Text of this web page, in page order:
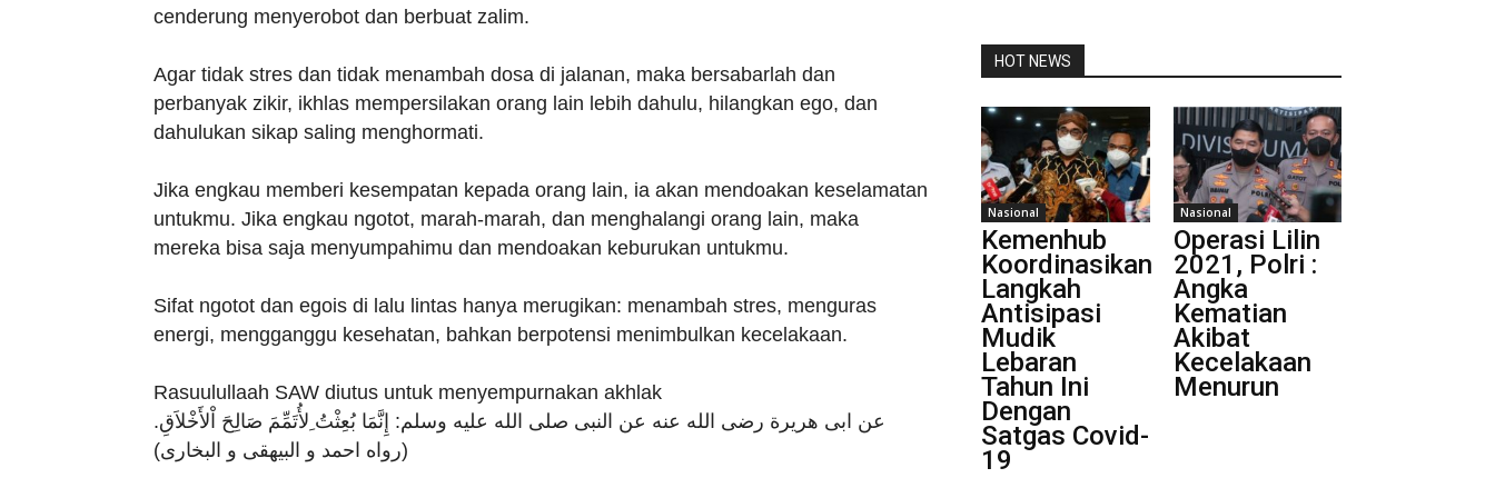
cenderung menyerobot dan berbuat zalim.
Agar tidak stres dan tidak menambah dosa di jalanan, maka bersabarlah dan
perbanyak zikir, ikhlas mempersilakan orang lain lebih dahulu, hilangkan ego, dan
dahulukan sikap saling menghormati.
Jika engkau memberi kesempatan kepada orang lain, ia akan mendoakan keselamatan
untukmu. Jika engkau ngotot, marah-marah, dan menghalangi orang lain, maka
mereka bisa saja menyumpahimu dan mendoakan keburukan untukmu.
Sifat ngotot dan egois di lalu lintas hanya merugikan: menambah stres, menguras
energi, mengganggu kesehatan, bahkan berpotensi menimbulkan kecelakaan.
Rasuulullaah SAW diutus untuk menyempurnakan akhlak
عن ابى هريرة رضى الله عنه عن النبى صلى الله عليه وسلم: إِنَّمَا بُعِثْتُ ِلأُتَمِّمَ صَالِحَ اْلأَخْلاَقِ.
(رواه احمد و البيهقى و البخارى)
HOT NEWS
Nasional
Kemenhub
Koordinasikan
Langkah
Antisipasi
Mudik
Lebaran
Tahun Ini
Dengan
Satgas Covid-
19
Nasional
Operasi Lilin
2021, Polri :
Angka
Kematian
Akibat
Kecelakaan
Menurun